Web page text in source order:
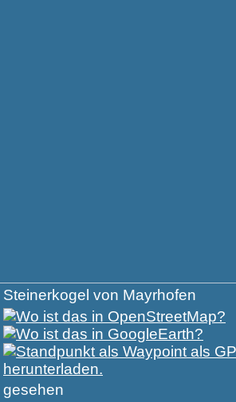
Steinerkogel von Mayrhofen
gesehen